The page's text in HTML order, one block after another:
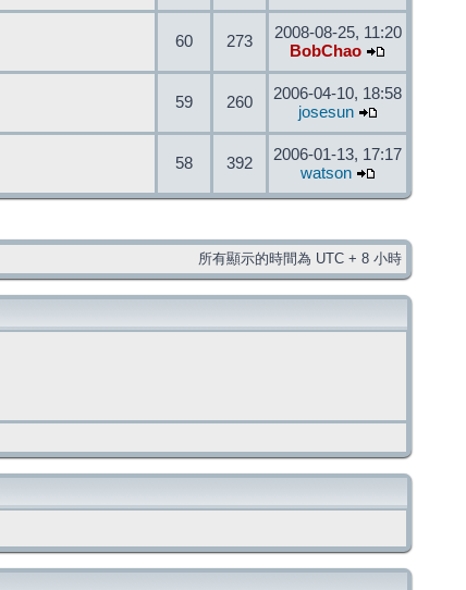
60 273
2008-08-25, 11:20
BobChao
59 260
2006-04-10, 18:58
josesun
58 392
2006-01-13, 17:17
watson
所有顯示的時間為 UTC + 8 小時